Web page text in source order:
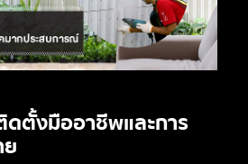
ตั้งมืออาชีพและการ